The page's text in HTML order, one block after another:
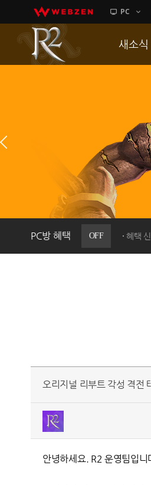
PC
PC방 혜택 OFF 혜택
새소식
이벤트
히스토리
PC방으로
오리지널 리부트 각성 격전
안녕하세요. R2 운영팀입니